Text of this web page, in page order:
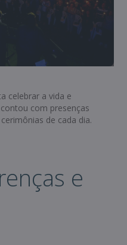
celebrar a vida e
com presenças
de cada dia.
e